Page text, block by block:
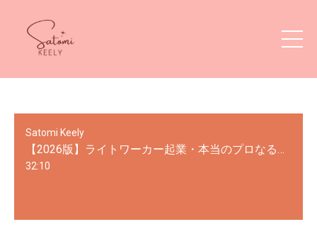
Satomi Keely
32:10